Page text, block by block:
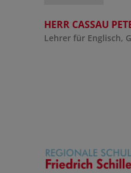
HERR CASSAU
Lehrer für Englisch,